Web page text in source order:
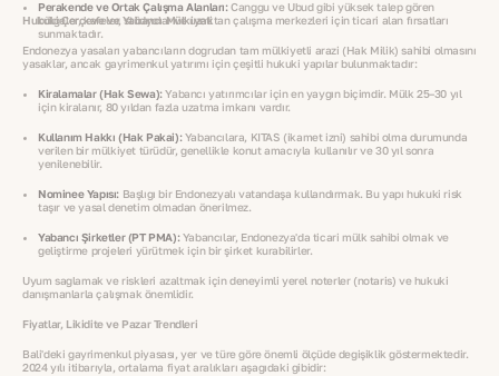
Perakende ve Ortak Çalışma Alanları:Canggu ve Ubud gibi yüksek talep gören
bölgeler, kafeler, stüdyolar ve uzaktan çalışma merkezleri için ticari alan fırsatları
sunmaktadır.
Hukuki Çerçeve ve Yabancı Mülkiyeti
Endonezya yasaları yabancıların doğrudan tam mülkiyetli arazi (Hak Milik) sahibi olmasını
yasaklar, ancak gayrimenkul yatırımı için çeşitli hukuki yapılar bulunmaktadır:
Kiralamalar (Hak Sewa):Yabancı yatırımcılar için en yaygın biçimdir. Mülk 25–30 yıl
için kiralanır, 80 yıldan fazla uzatma imkanı vardır.
Kullanım Hakkı (Hak Pakai):Yabancılara, KITAS (ikamet izni) sahibi olma durumunda
verilen bir mülkiyet türüdür, genellikle konut amacıyla kullanılır ve 30 yıl sonra
yenilenebilir.
Nominee Yapısı: Başlığı bir Endonezyalı vatandaşa kullandırmak. Bu yapı hukuki risk
taşır ve yasal denetim olmadan önerilmez.
Yabancı Şirketler (PT PMA):Yabancılar, Endonezya'da ticari mülk sahibi olmak ve
geliştirme projeleri yürütmek için bir şirket kurabilirler.
Uyum sağlamak ve riskleri azaltmak için deneyimli yerel noterler (notaris) ve hukuki
danışmanlarla çalışmak önemlidir.
Fiyatlar, Likidite ve Pazar Trendleri
Bali'deki gayrimenkul piyasası, yer ve türe göre önemli ölçüde değişiklik göstermektedir.
2024 yılı itibarıyla, ortalama fiyat aralıkları aşağıdaki gibidir: